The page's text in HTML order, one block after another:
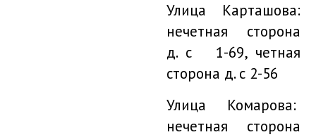
Улица Карташова:
нечетная сторона
д. с 1-69, четная
сторона д. с 2-56
Улица Комарова:
нечетная сторона